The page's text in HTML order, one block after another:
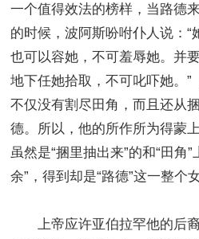
一个值得效法的榜样，当路德
的时候，波阿斯吩咐仆人说：“
也可以容她，不可羞辱她。并
地下任她拾取，不可叱吓她。”
不仅没有割尽田角，而且还从
德。所以，他的所作所为得蒙
虽然是“捆里抽出来”的和“田角”
余”，得到却是“路德”这一整个女
上帝应许亚伯拉罕他的后裔